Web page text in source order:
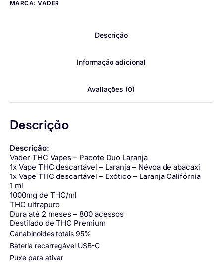
MARCA:VADER
Descrição
Informação adicional
Avaliações (0)
Descrição
Descrição:
Vader THC Vapes – Pacote Duo Laranja
1x Vape THC descartável – Laranja – Névoa de abacaxi
1x Vape THC descartável – Exótico – Laranja Califórnia
1 ml
1000mg de THC/ml
THC ultrapuro
Dura até 2 meses – 800 acessos
Destilado de THC Premium
Canabinoides totais 95%
Bateria recarregável USB-C
Puxe para ativar